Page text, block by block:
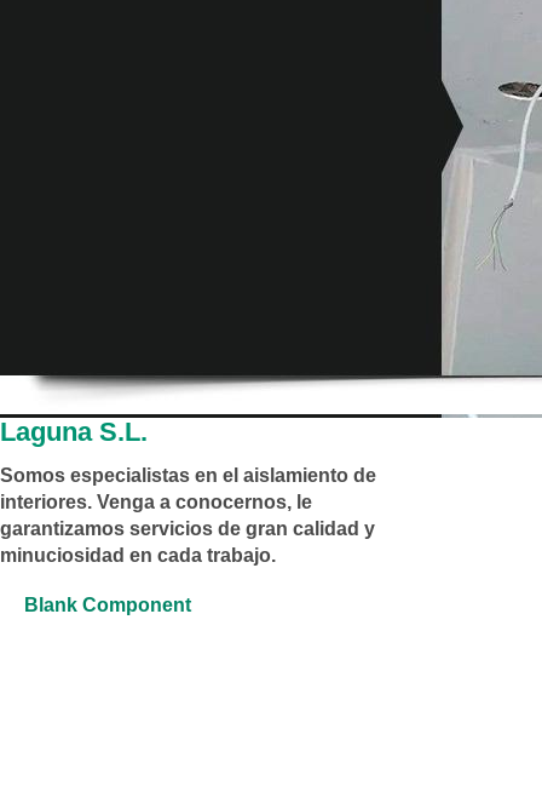
Laguna S.L.
Somos especialistas en el aislamiento de
interiores. Venga a conocernos, le
garantizamos servicios de gran calidad y
minuciosidad en cada trabajo.
Blank Component